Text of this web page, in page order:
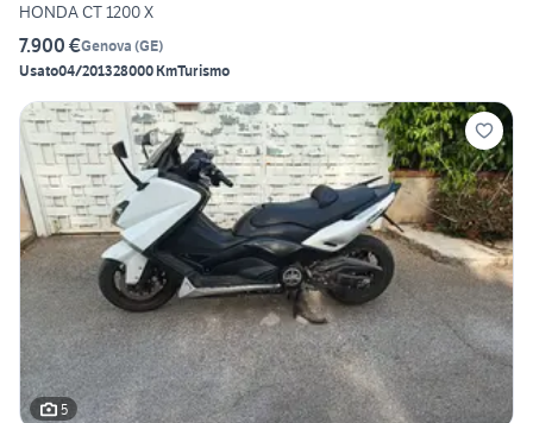
HONDA CT 1200 X
7.900 €Genova (GE)
Usato04/201328000 KmTurismo
5